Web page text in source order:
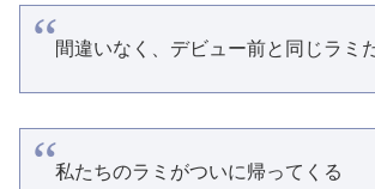
間違いなく、デビュー前と同じラミ
私たちのラミがついに帰ってくる